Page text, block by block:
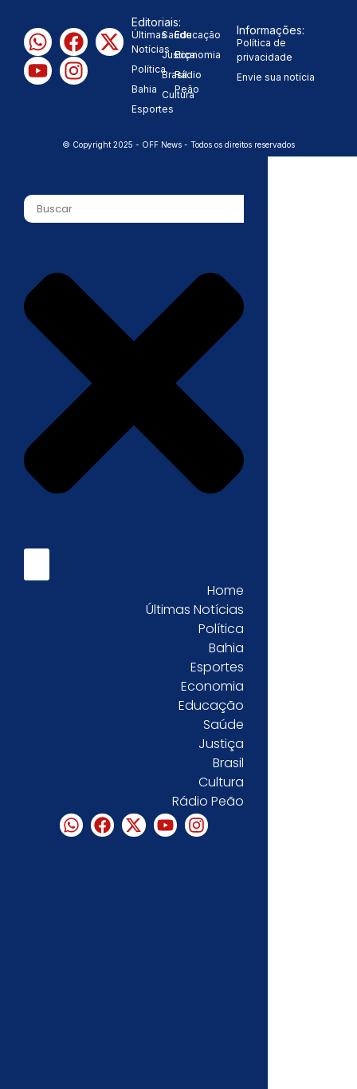
Editoriais:
Últimas
Notícias
Política
Bahia
Esportes
Saúde
Justiça
Brasil
Cultura
Educação
Economia
Rádio
Peão
Informações:
Política de
privacidade
Envie sua notícia
© Copyright 2025 - OFF News - Todos os direitos reservados
Home
Últimas Notícias
Política
Bahia
Esportes
Economia
Educação
Saúde
Justiça
Brasil
Cultura
Rádio Peão